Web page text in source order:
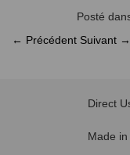
Posté
← Précédent Suivant →
Direct
Made